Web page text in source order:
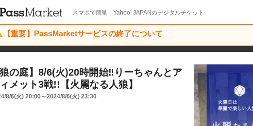
スマホで簡単 Yahoo! JAPANのデジタルチケット
【重要】PassMarketサービスの終了について
狼の庭】8/6(火)20時開始‼︎りーちゃんとア
メット3戦!!【‪火麗なる人狼‬】
8/6(火) 20:00～2024/8/6(火) 23:30